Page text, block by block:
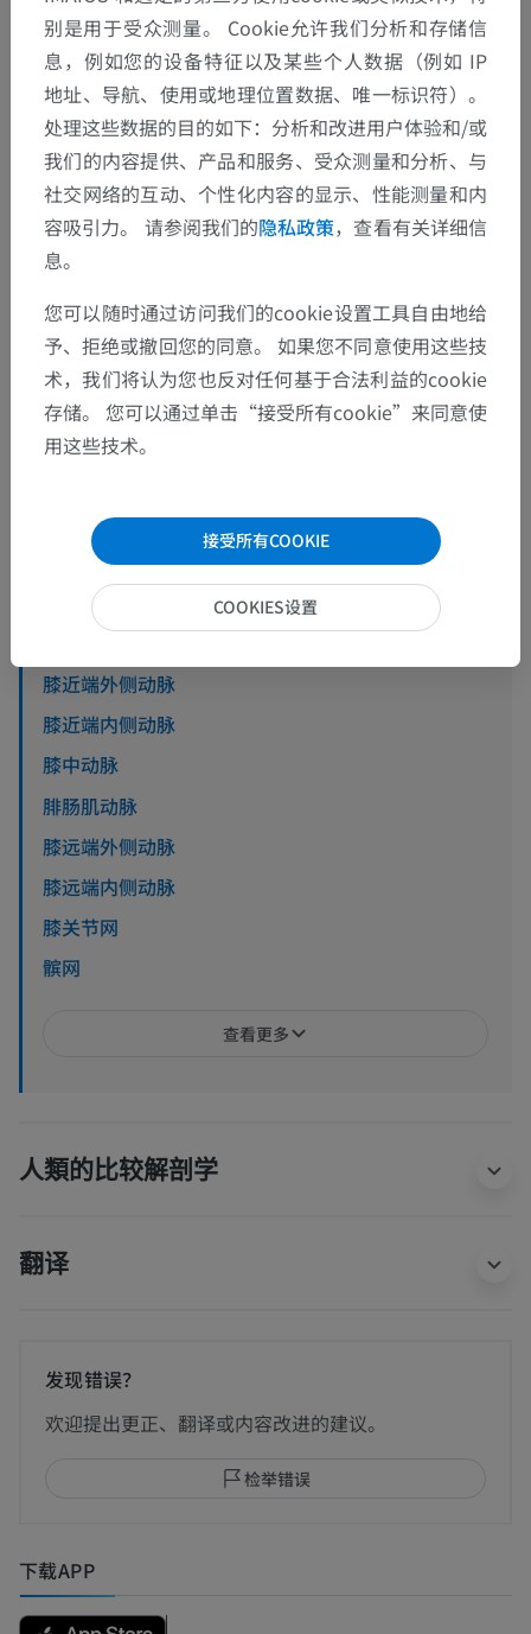
解剖层次
脉管学
主动脉> 降主动脉 腹主动脉
髂外动脉> 肉食动物> 腘动脉
膝近端外侧动脉
膝近端内侧动脉
膝中动脉
腓肠肌动脉
膝远端外侧动脉
膝远端内侧动脉
膝关节网
髌网
查看更多
人類的比较解剖学
翻译
发现错误？
欢迎提出更正、翻译或内容改进的建议。
检举错误
下载APP
别是用于受众测量。 Cookie允许我们分析和存储信
息，例如您的设备特征以及某些个人数据（例如 IP
地址、导航、使用或地理位置数据、唯一标识符）。
处理这些数据的目的如下：分析和改进用户体验和/或
我们的内容提供、产品和服务、受众测量和分析、与
社交网络的互动、个性化内容的显示、性能测量和内
容吸引力。 请参阅我们的隐私政策，查看有关详细信
息。
您可以随时通过访问我们的cookie设置工具自由地给
予、拒绝或撤回您的同意。 如果您不同意使用这些技
术，我们将认为您也反对任何基于合法利益的cookie
存储。 您可以通过单击“接受所有cookie”来同意使
用这些技术。
接受所有COOKIE
COOKIES设置